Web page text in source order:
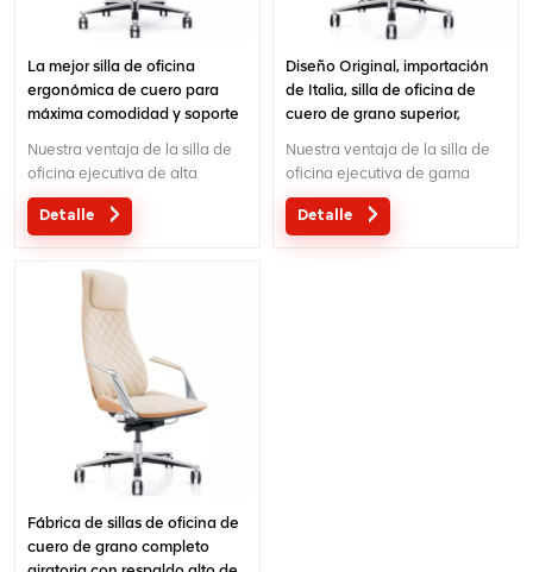
La mejor silla de oficina
ergonómica de cuero para
máxima comodidad y soporte
Nuestra ventaja de la silla de
oficina ejecutiva de alta
gama:Diseño original con
patente en China; Ergonómico
cables de diseño patentado; 5
Detalle
Diseño Original, importación
de Italia, silla de oficina de
cuero de grano superior,
Guangdong Foshan
Nuestra ventaja de la silla de
oficina ejecutiva de gama
alta:Diseño original con
patente en China; Ergonómico
Detalle
Fábrica de sillas de oficina de
cuero de grano completo